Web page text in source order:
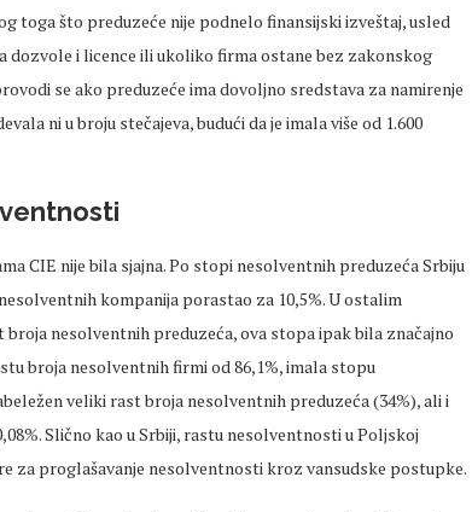
toga što preduzeće nije podnelo finansijski izveštaj, usled
dozvole i licence ili ukoliko firma ostane bez zakonskog
se ako preduzeće ima dovoljno sredstava za namirenje
ni u broju stečajeva, budući da je imala više od 1.600
CIE nije bila sjajna. Po stopi nesolventnih preduzeća Srbiju
kompanija porastao za 10,5%. U ostalim
broja nesolventnih preduzeća, ova stopa ipak bila značajno
broja nesolventnih firmi od 86,1%, imala stopu
veliki rast broja nesolventnih preduzeća (34%), ali i
Slično kao u Srbiji, rastu nesolventnosti u Poljskoj
za proglašavanje nesolventnosti kroz vansudske postupke.